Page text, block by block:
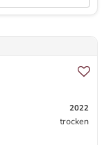
2022
trocken